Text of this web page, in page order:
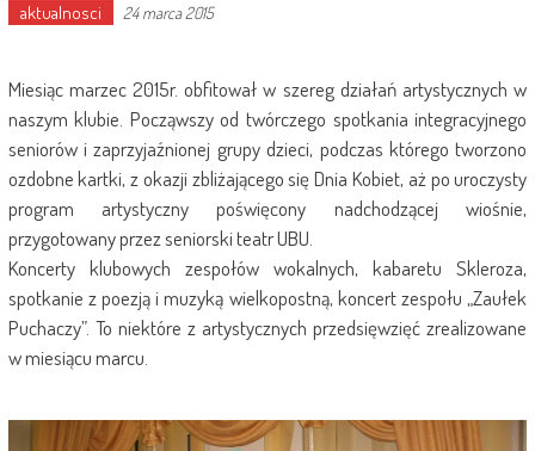
aktualnosci 24 marca 2015
Miesiąc marzec 2015r. obfitował w szereg działań artystycznych w
naszym klubie. Począwszy od twórczego spotkania integracyjnego
seniorów i zaprzyjaźnionej grupy dzieci, podczas którego tworzono
ozdobne kartki, z okazji zbliżającego się Dnia Kobiet, aż po uroczysty
program artystyczny poświęcony nadchodzącej wiośnie,
przygotowany przez seniorski teatr UBU.
Koncerty klubowych zespołów wokalnych, kabaretu Skleroza,
spotkanie z poezją i muzyką wielkopostną, koncert zespołu „Zaułek
Puchaczy”. To niektóre z artystycznych przedsięwzięć zrealizowane
w miesiącu marcu.